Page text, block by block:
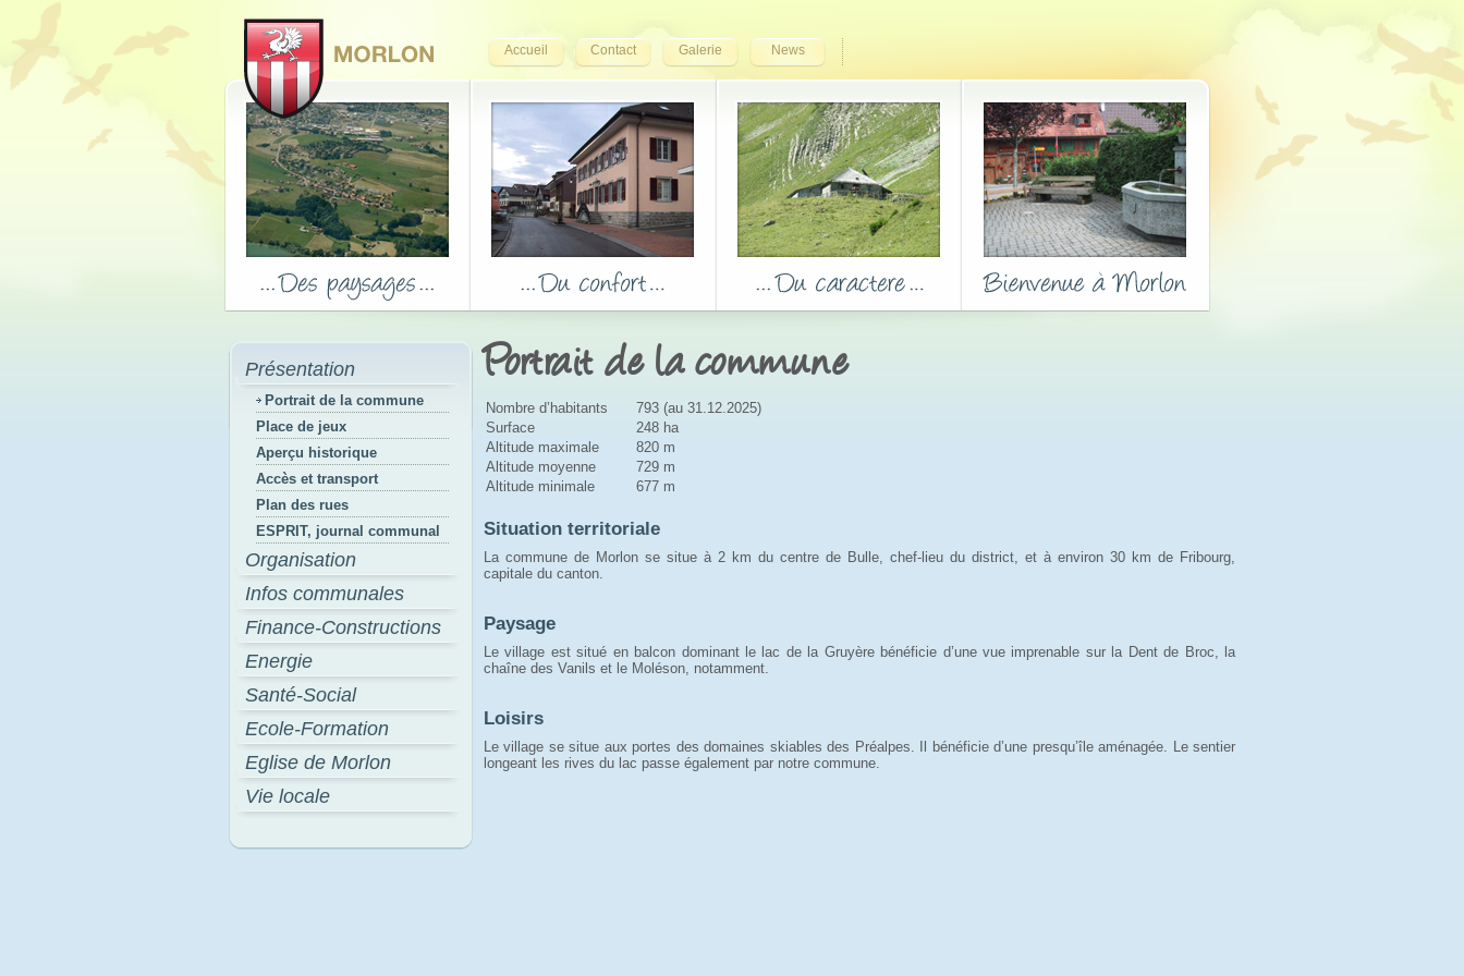
Accueil Contact Galerie News
Présentation
Portrait de la commune
Place de jeux
Aperçu historique
Accès et transport
Plan des rues
ESPRIT, journal communal
Organisation
Infos communales
Finance-Constructions
Energie
Santé-Social
Ecole-Formation
Eglise de Morlon
Vie locale
Portrait de la commune
Nombre d’habitants
793 (au 31.12.2025)
Surface
248 ha
Altitude maximale
820 m
Altitude moyenne
729 m
Altitude minimale
677 m
Situation territoriale
La commune de Morlon se situe à 2 km du centre de Bulle, chef-lieu du district, et à environ 30 km de Fribourg,
capitale du canton.
Paysage
Le village est situé en balcon dominant le lac de la Gruyère bénéficie d’une vue imprenable sur la Dent de Broc, la
chaîne des Vanils et le Moléson, notamment.
Loisirs
Le village se situe aux portes des domaines skiables des Préalpes. Il bénéficie d’une presqu’île aménagée. Le sentier
longeant les rives du lac passe également par notre commune.